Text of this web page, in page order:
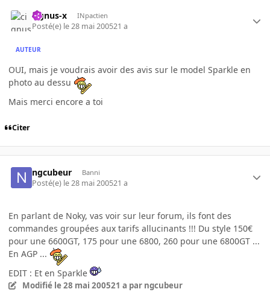
cignus-x INpactien
Posté(e) le 28 mai 200521 a
AUTEUR
OUI, mais je voudrais avoir des avis sur le model Sparkle en
photo au dessu
Mais merci encore a toi
Citer
ngcubeur Banni
Posté(e) le 28 mai 200521 a
En parlant de Noky, vas voir sur leur forum, ils font des
commandes groupées aux tarifs allucinants !!! Du style 150€
pour une 6600GT, 175 pour une 6800, 260 pour une 6800GT ...
En AGP ...
EDIT : Et en Sparkle
Modifié le 28 mai 200521 a par ngcubeur